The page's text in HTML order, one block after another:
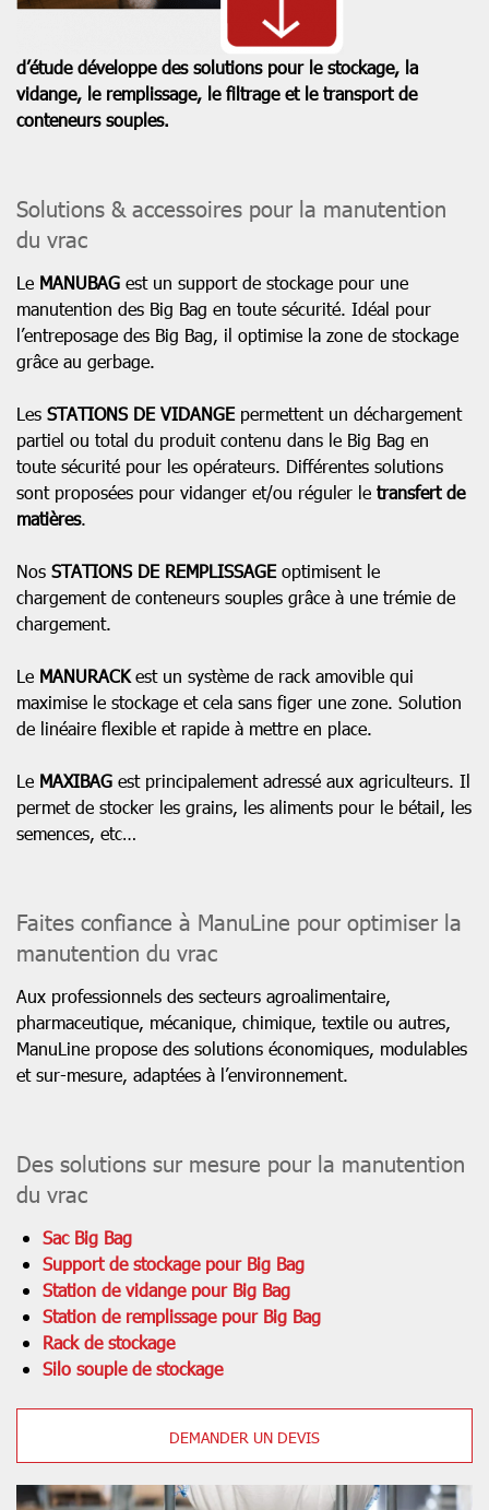
d’étude développe des solutions pour le stockage, la
vidange, le remplissage, le filtrage et le transport de
conteneurs souples.
Solutions & accessoires pour la manutention
du vrac
Le MANUBAG est un support de stockage pour une
manutention des Big Bag en toute sécurité. Idéal pour
l’entreposage des Big Bag, il optimise la zone de stockage
grâce au gerbage.
Les STATIONS DE VIDANGEpermettent un déchargement
partiel ou total du produit contenu dans le Big Bag en
toute sécurité pour les opérateurs. Différentes solutions
sont proposées pour vidanger et/ou réguler le transfert de
matières.
Nos STATIONS DE REMPLISSAGEoptimisent le
chargement de conteneurs souples grâce à une trémie de
chargement.
Le MANURACKest un système de rack amovible qui
maximise le stockage et cela sans figer une zone. Solution
de linéaire flexible et rapide à mettre en place.
Le MAXIBAG est principalement adressé aux agriculteurs. Il
permet de stocker les grains, les aliments pour le bétail, les
semences, etc…
Faites confiance à ManuLine pour optimiser la
manutention du vrac
Aux professionnels des secteurs agroalimentaire,
pharmaceutique, mécanique, chimique, textile ou autres,
ManuLine propose des solutions économiques, modulables
et sur-mesure, adaptées à l’environnement.
Des solutions sur mesure pour la manutention
du vrac
Sac Big Bag
Support de stockage pour Big Bag
Station de vidange pour Big Bag
Station de remplissage pour Big Bag
Rack de stockage
Silo souple de stockage
DEMANDER UN DEVIS